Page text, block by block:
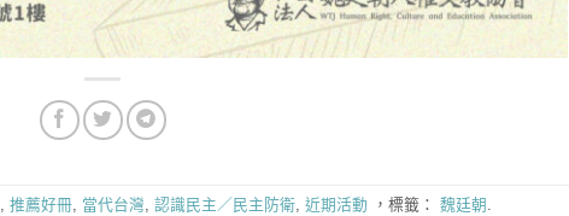
, 推薦好冊, 當代台灣, 認識民主／民主防衛, 近期活動 ，標籤： 魏廷朝 .